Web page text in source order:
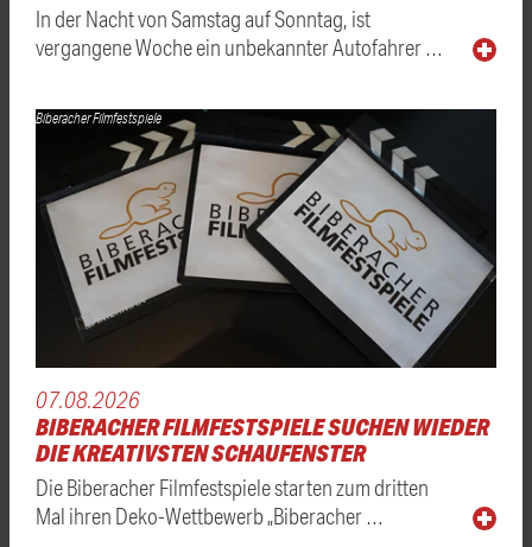
In der Nacht von Samstag auf Sonntag, ist
vergangene Woche ein unbekannter Autofahrer …
Biberacher Filmfestspiele
07.08.2026
BIBERACHER FILMFESTSPIELE SUCHEN WIEDER
DIE KREATIVSTEN SCHAUFENSTER
Die Biberacher Filmfestspiele starten zum dritten
Mal ihren Deko-Wettbewerb „Biberacher …